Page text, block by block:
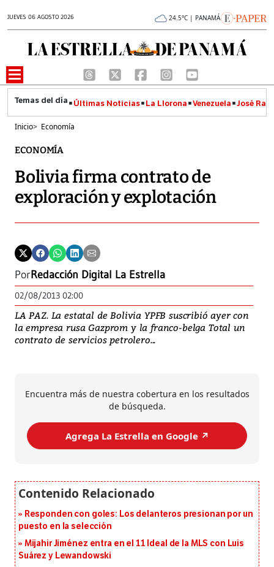
JUEVES 06 AGOSTO 2026 24.5°C | PANAMÁ
Últimas Noticias La Llorona Venezuela José
Inicio> Economía
ECONOMÍA
Bolivia firma contrato de
exploración y explotación
PorRedacción Digital La Estrella
02/08/2013 02:00
LA PAZ. La estatal de Bolivia YPFB suscribió ayer con
la empresa rusa Gazprom y la franco-belga Total un
contrato de servicios petrolero...
Encuentra más de nuestra cobertura en los resultados
de búsqueda.
Agrega La Estrella en Google ↗️
Responden con goles: Los delanteros presionan por un
puesto en la selección
Mijahir Jiménez entra en el 11 Ideal de la MLS con Luis
Suárez y Lewandowski